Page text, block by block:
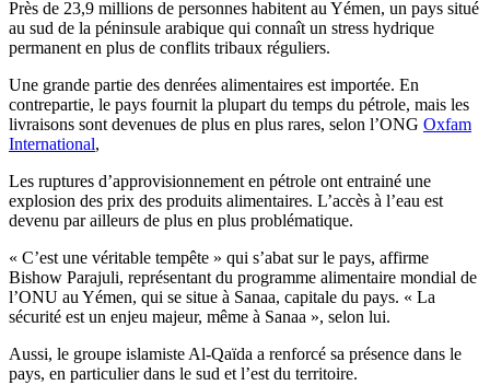
Près de 23,9 millions de personnes habitent au Yémen, un pays situé
au sud de la péninsule arabique qui connaît un stress hydrique
permanent en plus de conflits tribaux réguliers.
Une grande partie des denrées alimentaires est importée. En
contrepartie, le pays fournit la plupart du temps du pétrole, mais les
livraisons sont devenues de plus en plus rares, selon l’ONG Oxfam
International,
Les ruptures d’approvisionnement en pétrole ont entrainé une
explosion des prix des produits alimentaires. L’accès à l’eau est
devenu par ailleurs de plus en plus problématique.
« C’est une véritable tempête » qui s’abat sur le pays, affirme
Bishow Parajuli, représentant du programme alimentaire mondial de
l’ONU au Yémen, qui se situe à Sanaa, capitale du pays. « La
sécurité est un enjeu majeur, même à Sanaa », selon lui.
Aussi, le groupe islamiste Al-Qaïda a renforcé sa présence dans le
pays, en particulier dans le sud et l’est du territoire.